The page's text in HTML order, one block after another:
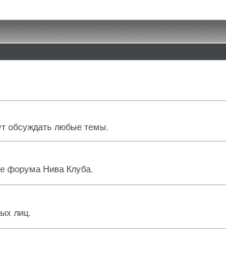
обсуждать любые темы.
форума Нива Клуба.
лиц.